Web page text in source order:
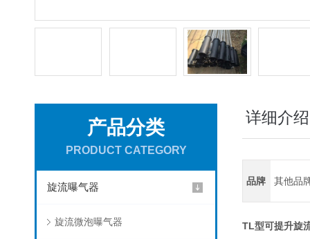
产品分类
PRODUCT CATEGORY
旋流曝气器
旋流微泡曝气器
详细介绍
品牌 其他品
TL型可提升旋